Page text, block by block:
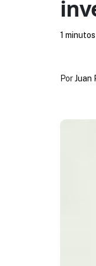
PorJuan
1